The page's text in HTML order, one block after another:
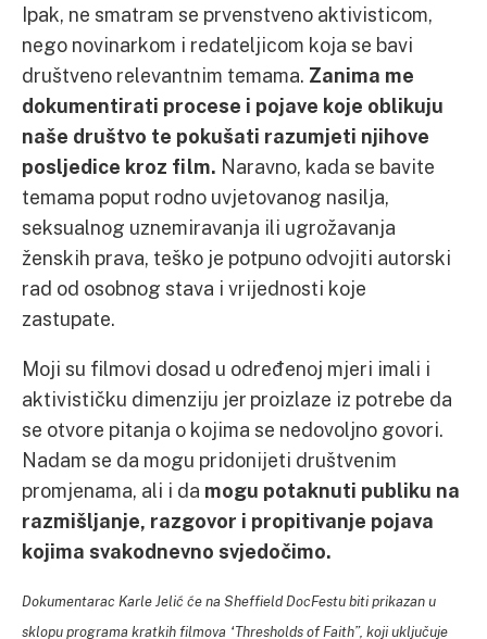
Ipak, ne smatram se prvenstveno aktivisticom,
nego novinarkom i redateljicom koja se bavi
društveno relevantnim temama. Zanima me
dokumentirati procese i pojave koje oblikuju
naše društvo te pokušati razumjeti njihove
posljedice kroz film. Naravno, kada se bavite
temama poput rodno uvjetovanog nasilja,
seksualnog uznemiravanja ili ugrožavanja
ženskih prava, teško je potpuno odvojiti autorski
rad od osobnog stava i vrijednosti koje
zastupate.
Moji su filmovi dosad u određenoj mjeri imali i
aktivističku dimenziju jer proizlaze iz potrebe da
se otvore pitanja o kojima se nedovoljno govori.
Nadam se da mogu pridonijeti društvenim
promjenama, ali i da mogu potaknuti publiku na
razmišljanje, razgovor i propitivanje pojava
kojima svakodnevno svjedočimo.
Dokumentarac Karle Jelić će na Sheffield DocFestu biti prikazan u
sklopu programa kratkih filmova “Thresholds of Faith”, koji uključuje